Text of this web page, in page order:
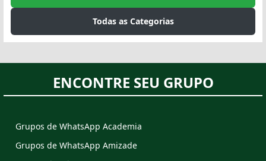
Todas as Categorias
ENCONTRE SEU GRUPO
Grupos de WhatsApp Academia
Grupos de WhatsApp Amizade